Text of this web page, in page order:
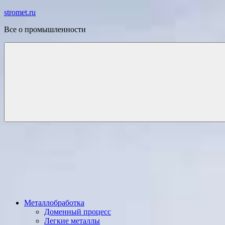
Перейти
содержимому
stromet.ru
Все о промышленности
Металлобработка
Доменный процесс
Легкие металлы